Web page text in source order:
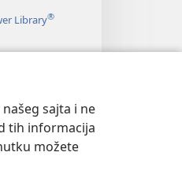
sajta i ne
tih informacija
možete
Library®